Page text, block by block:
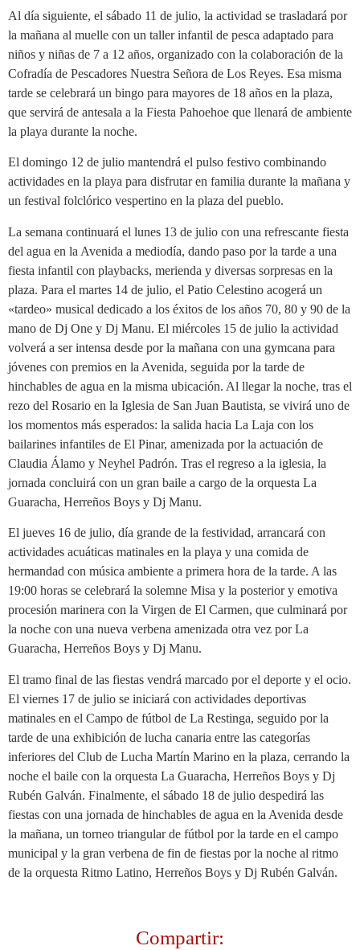
Al día siguiente, el sábado 11 de julio, la actividad se trasladará por
la mañana al muelle con un taller infantil de pesca adaptado para
niños y niñas de 7 a 12 años, organizado con la colaboración de la
Cofradía de Pescadores Nuestra Señora de Los Reyes. Esa misma
tarde se celebrará un bingo para mayores de 18 años en la plaza,
que servirá de antesala a la Fiesta Pahoehoe que llenará de ambiente
la playa durante la noche.
El domingo 12 de julio mantendrá el pulso festivo combinando
actividades en la playa para disfrutar en familia durante la mañana y
un festival folclórico vespertino en la plaza del pueblo.
La semana continuará el lunes 13 de julio con una refrescante fiesta
del agua en la Avenida a mediodía, dando paso por la tarde a una
fiesta infantil con playbacks, merienda y diversas sorpresas en la
plaza. Para el martes 14 de julio, el Patio Celestino acogerá un
«tardeo» musical dedicado a los éxitos de los años 70, 80 y 90 de la
mano de Dj One y Dj Manu. El miércoles 15 de julio la actividad
volverá a ser intensa desde por la mañana con una gymcana para
jóvenes con premios en la Avenida, seguida por la tarde de
hinchables de agua en la misma ubicación. Al llegar la noche, tras el
rezo del Rosario en la Iglesia de San Juan Bautista, se vivirá uno de
los momentos más esperados: la salida hacia La Laja con los
bailarines infantiles de El Pinar, amenizada por la actuación de
Claudia Álamo y Neyhel Padrón. Tras el regreso a la iglesia, la
jornada concluirá con un gran baile a cargo de la orquesta La
Guaracha, Herreños Boys y Dj Manu.
El jueves 16 de julio, día grande de la festividad, arrancará con
actividades acuáticas matinales en la playa y una comida de
hermandad con música ambiente a primera hora de la tarde. A las
19:00 horas se celebrará la solemne Misa y la posterior y emotiva
procesión marinera con la Virgen de El Carmen, que culminará por
la noche con una nueva verbena amenizada otra vez por La
Guaracha, Herreños Boys y Dj Manu.
El tramo final de las fiestas vendrá marcado por el deporte y el ocio.
El viernes 17 de julio se iniciará con actividades deportivas
matinales en el Campo de fútbol de La Restinga, seguido por la
tarde de una exhibición de lucha canaria entre las categorías
inferiores del Club de Lucha Martín Marino en la plaza, cerrando la
noche el baile con la orquesta La Guaracha, Herreños Boys y Dj
Rubén Galván. Finalmente, el sábado 18 de julio despedirá las
fiestas con una jornada de hinchables de agua en la Avenida desde
la mañana, un torneo triangular de fútbol por la tarde en el campo
municipal y la gran verbena de fin de fiestas por la noche al ritmo
de la orquesta Ritmo Latino, Herreños Boys y Dj Rubén Galván.
Compartir: